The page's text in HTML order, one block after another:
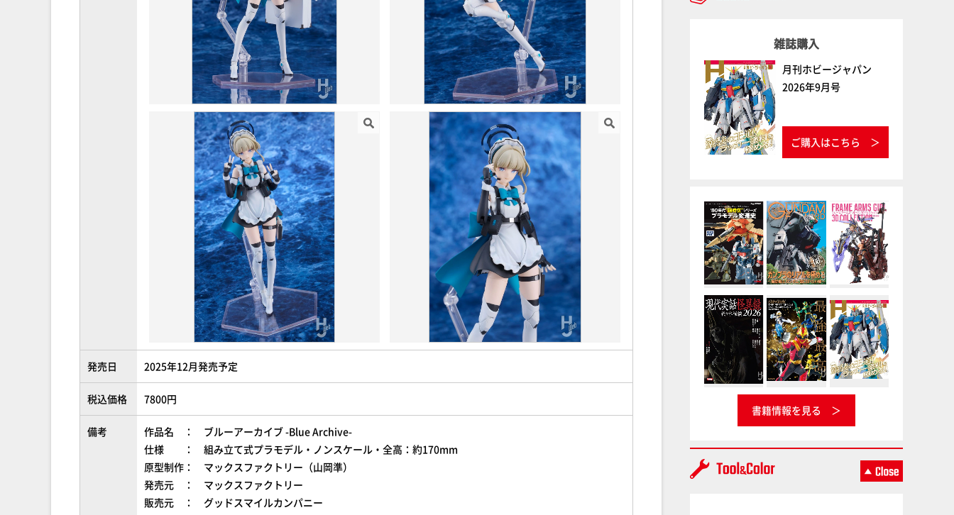
発売日 2025年12月発売予定
税込価格 7800円
備考
作品名 ： ブルーアーカイブ -Blue Archive-
仕様 ： 組み立て式プラモデル・ノンスケール・全高：約170mm
原型制作： マックスファクトリー（山岡準）
発売元 ： マックスファクトリー
販売元 ： グッドスマイルカンパニー
雑誌購入
月刊ホビージャパン
2026年9月号
ご購入はこちら
書籍情報を見る